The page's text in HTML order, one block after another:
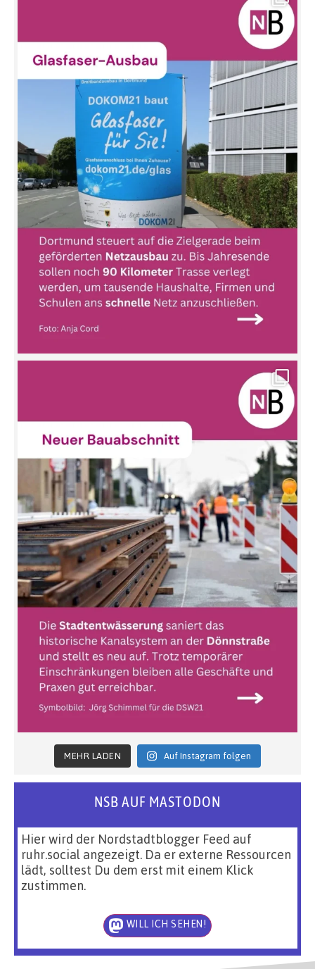
MEHR LADEN Auf Instagram folgen
NSB AUF MASTODON
Hier wird der Nordstadtblogger Feed auf
ruhr.social angezeigt. Da er externe Ressourcen
lädt, solltest Du dem erst mit einem Klick
zustimmen.
WILL ICH SEHEN!